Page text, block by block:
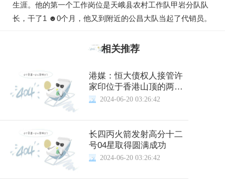
生涯。他的第一个工作岗位是天峨县农村工作队甲岩分队队
长，干了1 ☻0个月，他又到附近的公昌大队当起了代销员。
相关推荐
港媒：恒大债权人接管许
家印位于香港山顶的两处
豪宅，合计市值超15亿港
2024-06-20 03:26:42
长四丙火箭发射高分十二
号04星取得圆满成功
2024-06-20 03:26:42